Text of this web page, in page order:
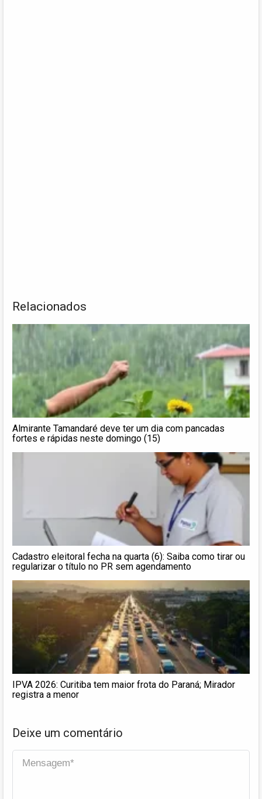
Relacionados
Almirante Tamandaré deve ter um dia com pancadas
fortes e rápidas neste domingo (15)
Cadastro eleitoral fecha na quarta (6): Saiba como tirar ou
regularizar o título no PR sem agendamento
IPVA 2026: Curitiba tem maior frota do Paraná; Mirador
registra a menor
Deixe um comentário